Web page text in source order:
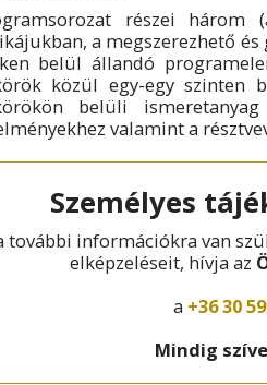
részei három
a megszerezhető és
belül állandó
közül egy-egy szinten
belüli
valamint a
Személyes
további információkra van
elképzeléseit, hívja az
a +36 30
Mindig